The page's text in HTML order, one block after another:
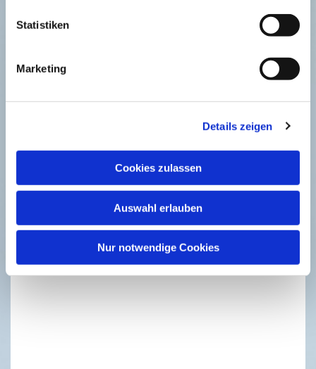
Statistiken
Marketing
Details zeigen
Cookies zulassen
Auswahl erlauben
Nur notwendige Cookies
Zuerst erschienen in der
Neuen Westfälischen, 20.
Juni 2026
Dies könnte Sie auch
interessieren